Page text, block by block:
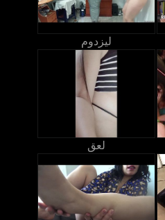
ليزدوم
لعق